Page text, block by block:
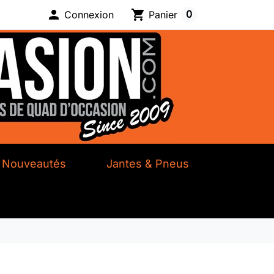
 Connexion shopping_cart Panier 0
Nouveautés Jantes & Pneus